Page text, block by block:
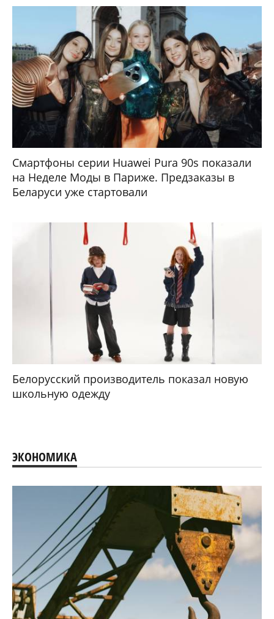
Смартфоны серии Huawei Pura 90s показали
на Неделе Моды в Париже. Предзаказы в
Беларуси уже стартовали
Белорусский производитель показал новую
школьную одежду
ЭКОНОМИКА